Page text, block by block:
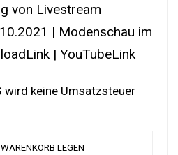
von Livestream
| Modenschau im
| YouTubeLink
wird keine Umsatzsteuer
LEGEN